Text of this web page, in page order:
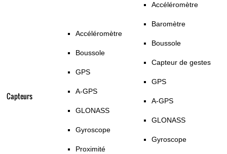
Capteurs
Accéléromètre
Boussole
GPS
A-GPS
GLONASS
Gyroscope
Proximité
Accéléromètre
Baromètre
Boussole
Capteur de gestes
GPS
A-GPS
GLONASS
Gyroscope